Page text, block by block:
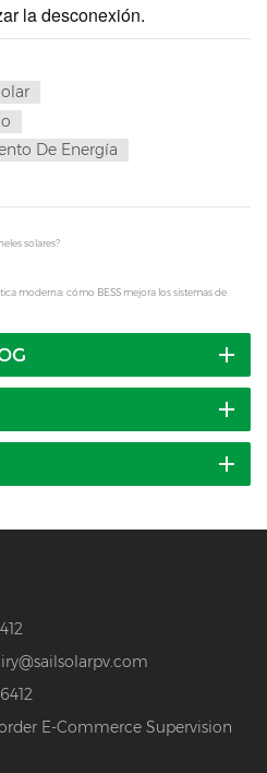
la desconexión.
De Energía
solares?
moderna: cómo BESS mejora los sistemas de
E-Commerce Supervision